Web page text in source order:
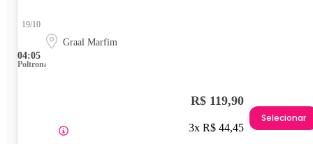
04:05
19/10
Graal Marfim
Poltrona
R$ 119,90
3x R$ 44,45
Selecionar